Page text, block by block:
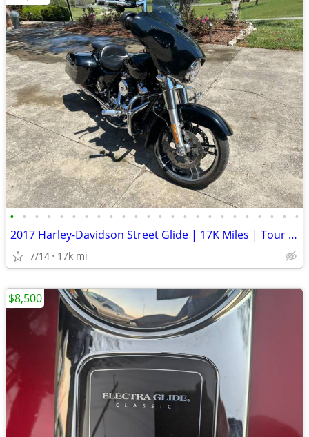
• • • • • • • • • • • • • • • • • • • • • • • •
2017 Harley-Davidson Street Glide | 17K Miles | Tour Pack | Legend Sus
7/14 17k mi
$8,500